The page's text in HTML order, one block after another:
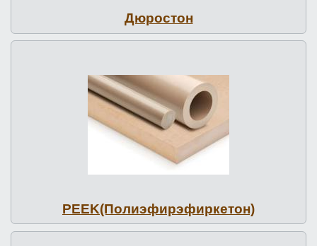
Дюростон
PEEK(По­ли­эфи­рэфир­ке­тон)